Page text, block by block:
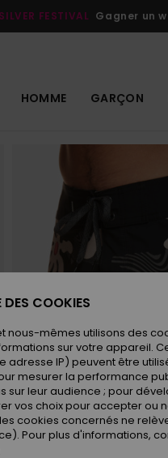
FESTIVAL Gagner un
HOMME GARÇON
DES COOKIES
nous-mêmes utilisons des
sur votre appareil.
adresse IP) peuvent être
mesurer la performance
sur leur audience ; pour
vos choix pour accepter ou
cookies concernés ne
Pour plus d'informations,